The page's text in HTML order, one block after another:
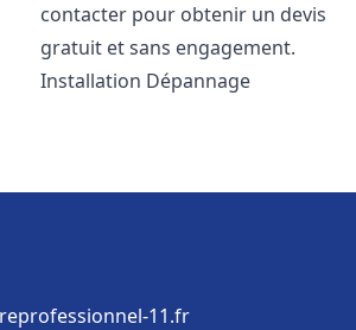
contacter pour obtenir un devis
gratuit et sans engagement.
Installation Dépannage
11.fr